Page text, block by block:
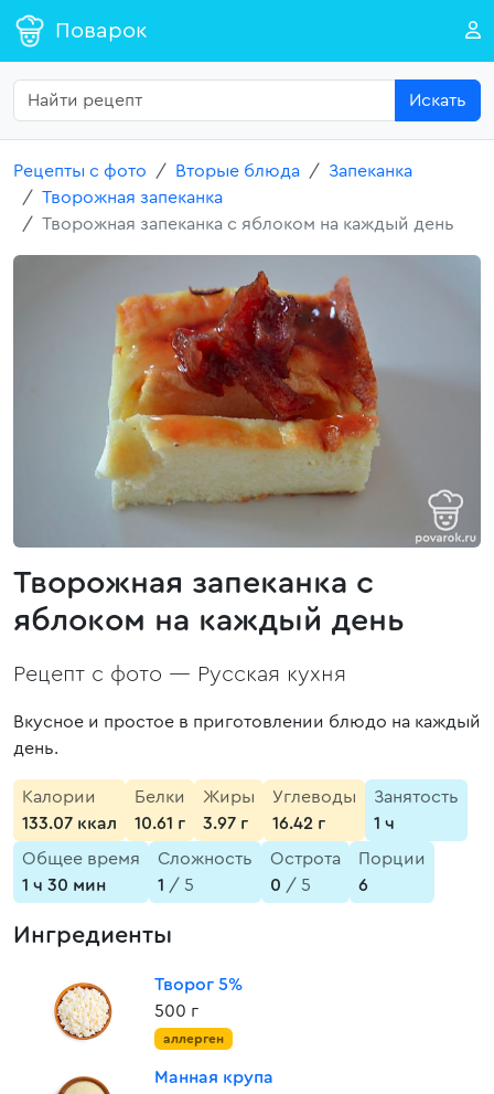
Поварок
Искать
Рецепты с фото Вторые блюда
Запеканка
Творожная запеканка
Творожная запеканка с яблоком на каждый день
Творожная запеканка с
яблоком на каждый день
Рецепт с фото — Русская кухня
Вкусное и простое в приготовлении блюдо на каждый
день.
Калории
133.07 ккал
Белки
10.61 г
Жиры
3.97 г
Углеводы
16.42 г
Занятость
1 ч
Общее время
1 ч 30 мин
Сложность
1 / 5
Острота
0 / 5
Порции
6
Ингредиенты
Творог 5%
500 г
аллерген
Манная крупа